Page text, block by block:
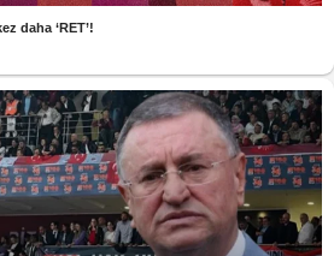
daha ‘RET’!